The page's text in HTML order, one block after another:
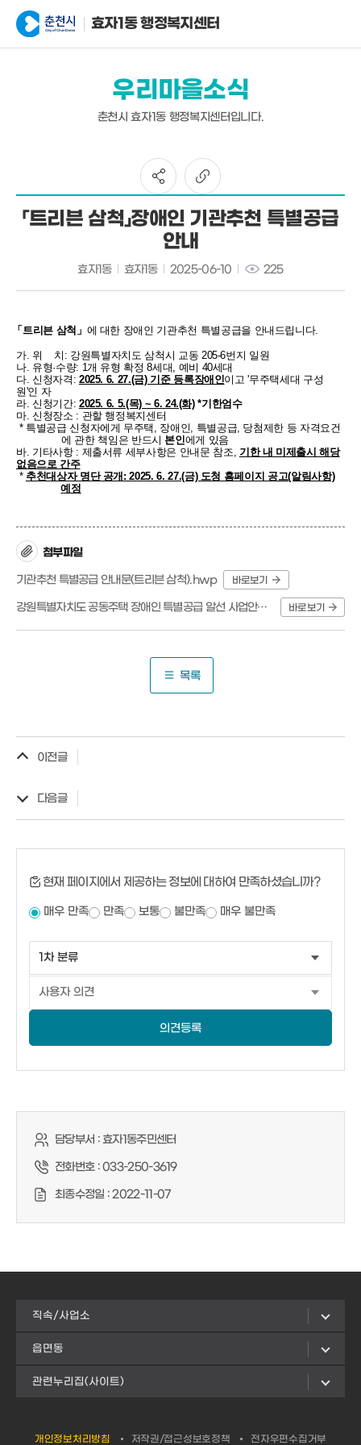
효자1동 행정복지센터
우리마을소식
춘천시 효자1동 행정복지센터입니다.
「트리븐 삼척」장애인 기관추천 특별공급
안내
효자1동 효자1동 2025-06-10 225
트리븐 삼척」 에 대한 장애인 기관추천 특별공급을 안내드립니다.
가. 위 치: 강원특별자치도 삼척시 교동 205-6번지 일원
나. 유형·수량: 1개 유형 확정 8세대, 예비 40세대
다. 신청자격: 2025. 6. 27.(금) 기준 등록장애인이고 '무주택세대 구성
원'인 자
라. 신청기간: 2025. 6. 5.(목) ~ 6. 24.(화)*기한엄수
마. 신청장소 : 관할 행정복지센터
* 특별공급 신청자에게 무주택, 장애인, 특별공급, 당첨제한 등 자격요건
에 관한 책임은 반드시 본인에게 있음
바. 기타사항 : 제출서류 세부사항은 안내문 참조, 기한 내 미제출시 해당
없음으로 간주
* 추천대상자 명단 공개: 2025. 6. 27.(금) 도청 홈페이지 공고(알림사항)
예정
첨부파일
기관추천 특별공급 안내문(트리븐 삼척).hwp
바로보기
강원특별자치도 공동주택 장애인 특별공급 알선 사업안내 (2).hwp 바로보기
목록
이전글
다음글
현재 페이지에서 제공하는 정보에 대하여 만족하셨습니까?
매우 만족 만족 보통 불만족 매우 불만족
의견등록
담당부서 :효자1동주민센터
전화번호 :033-250-3619
최종수정일 :2022-11-07
직속/사업소
읍면동
관련누리집(사이트)
개인정보처리방침 저작권/접근성보호정책 전자우편수집거부